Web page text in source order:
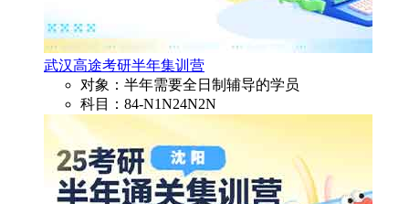
武汉高途考研半年集训营
对象：半年需要全日制辅导的学员
科目：84-N1N24N2N